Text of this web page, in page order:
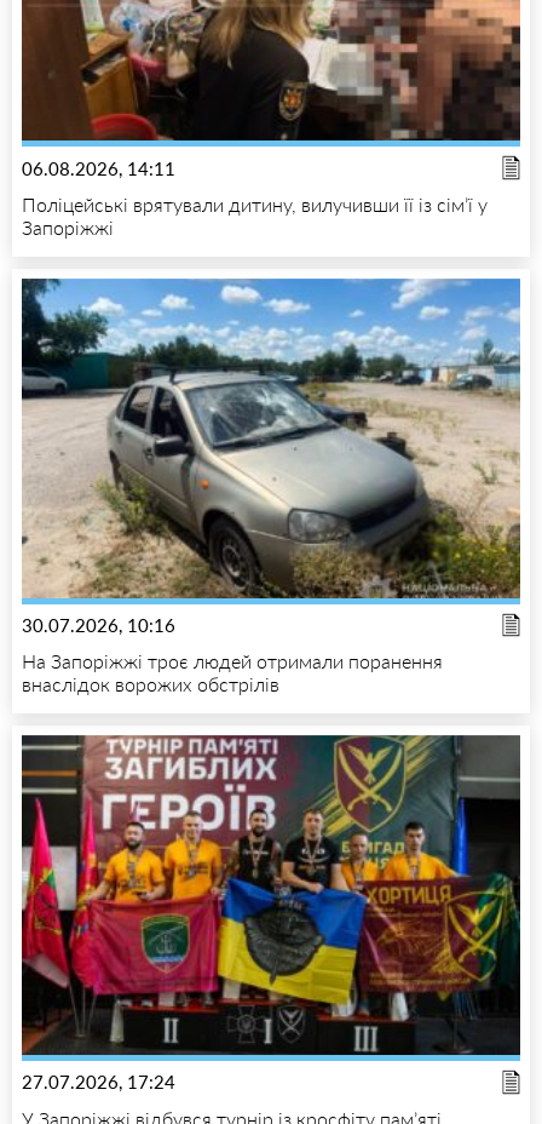
06.08.2026, 14:11
Поліцейські врятували дитину, вилучивши її із сім’ї у
Запоріжжі
30.07.2026, 10:16
На Запоріжжі троє людей отримали поранення
внаслідок ворожих обстрілів
27.07.2026, 17:24
У Запоріжжі відбувся турнір із кросфіту пам’яті